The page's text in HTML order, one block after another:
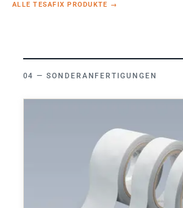
ALLE TESAFIX PRODUKTE →
SONDERANFERTIGUNGEN